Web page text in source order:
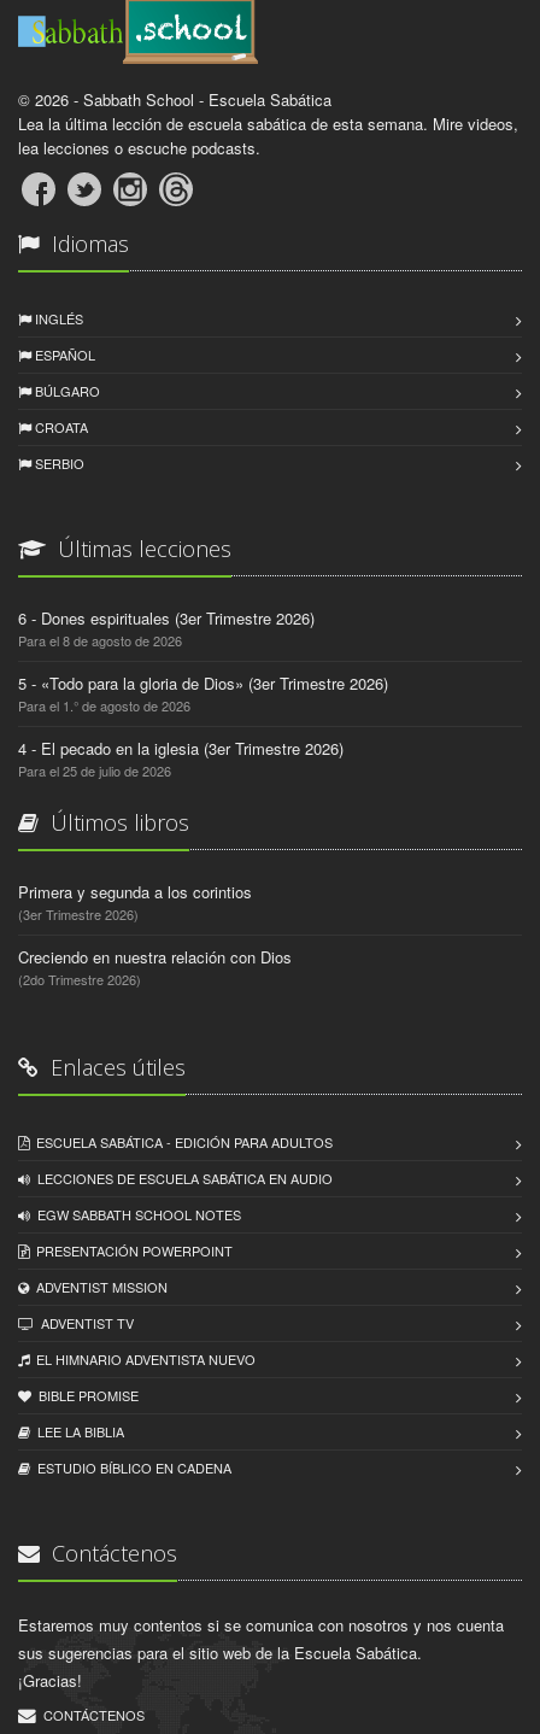
© 2026 - Sabbath School - Escuela Sabática
Lea la última lección de escuela sabática de esta semana. Mire videos,
lea lecciones o escuche podcasts.
Idiomas
INGLÉS
ESPAÑOL
BÚLGARO
CROATA
SERBIO
Últimas lecciones
6 - Dones espirituales (3er Trimestre 2026)
Para el 8 de agosto de 2026
5 - «Todo para la gloria de Dios» (3er Trimestre 2026)
Para el 1.° de agosto de 2026
4 - El pecado en la iglesia (3er Trimestre 2026)
Para el 25 de julio de 2026
Últimos libros
Primera y segunda a los corintios
(3er Trimestre 2026)
Creciendo en nuestra relación con Dios
(2do Trimestre 2026)
Enlaces útiles
ESCUELA SABÁTICA - EDICIÓN PARA ADULTOS
LECCIONES DE ESCUELA SABÁTICA EN AUDIO
EGW SABBATH SCHOOL NOTES
PRESENTACIÓN POWERPOINT
ADVENTIST MISSION
ADVENTIST TV
EL HIMNARIO ADVENTISTA NUEVO
BIBLE PROMISE
LEE LA BIBLIA
ESTUDIO BÍBLICO EN CADENA
Contáctenos
Estaremos muy contentos si se comunica con nosotros y nos cuenta
sus sugerencias para el sitio web de la Escuela Sabática.
¡Gracias!
CONTÁCTENOS